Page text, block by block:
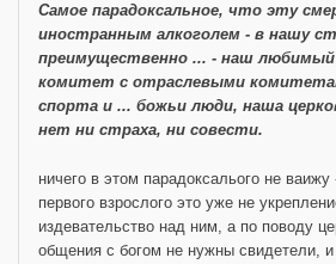
Самое парадоксальное, что эту
иностранным алкоголем - в нашу
преимущественно ... - наш любимый
комитет с отраслевыми
спорта и ... божьи люди, наша
нет ни страха, ни совести.
ничего в этом парадоксалього не
первого взрослого это уже не
издевательство над ним, а по поводу
общения с богом не нужны свидетели,